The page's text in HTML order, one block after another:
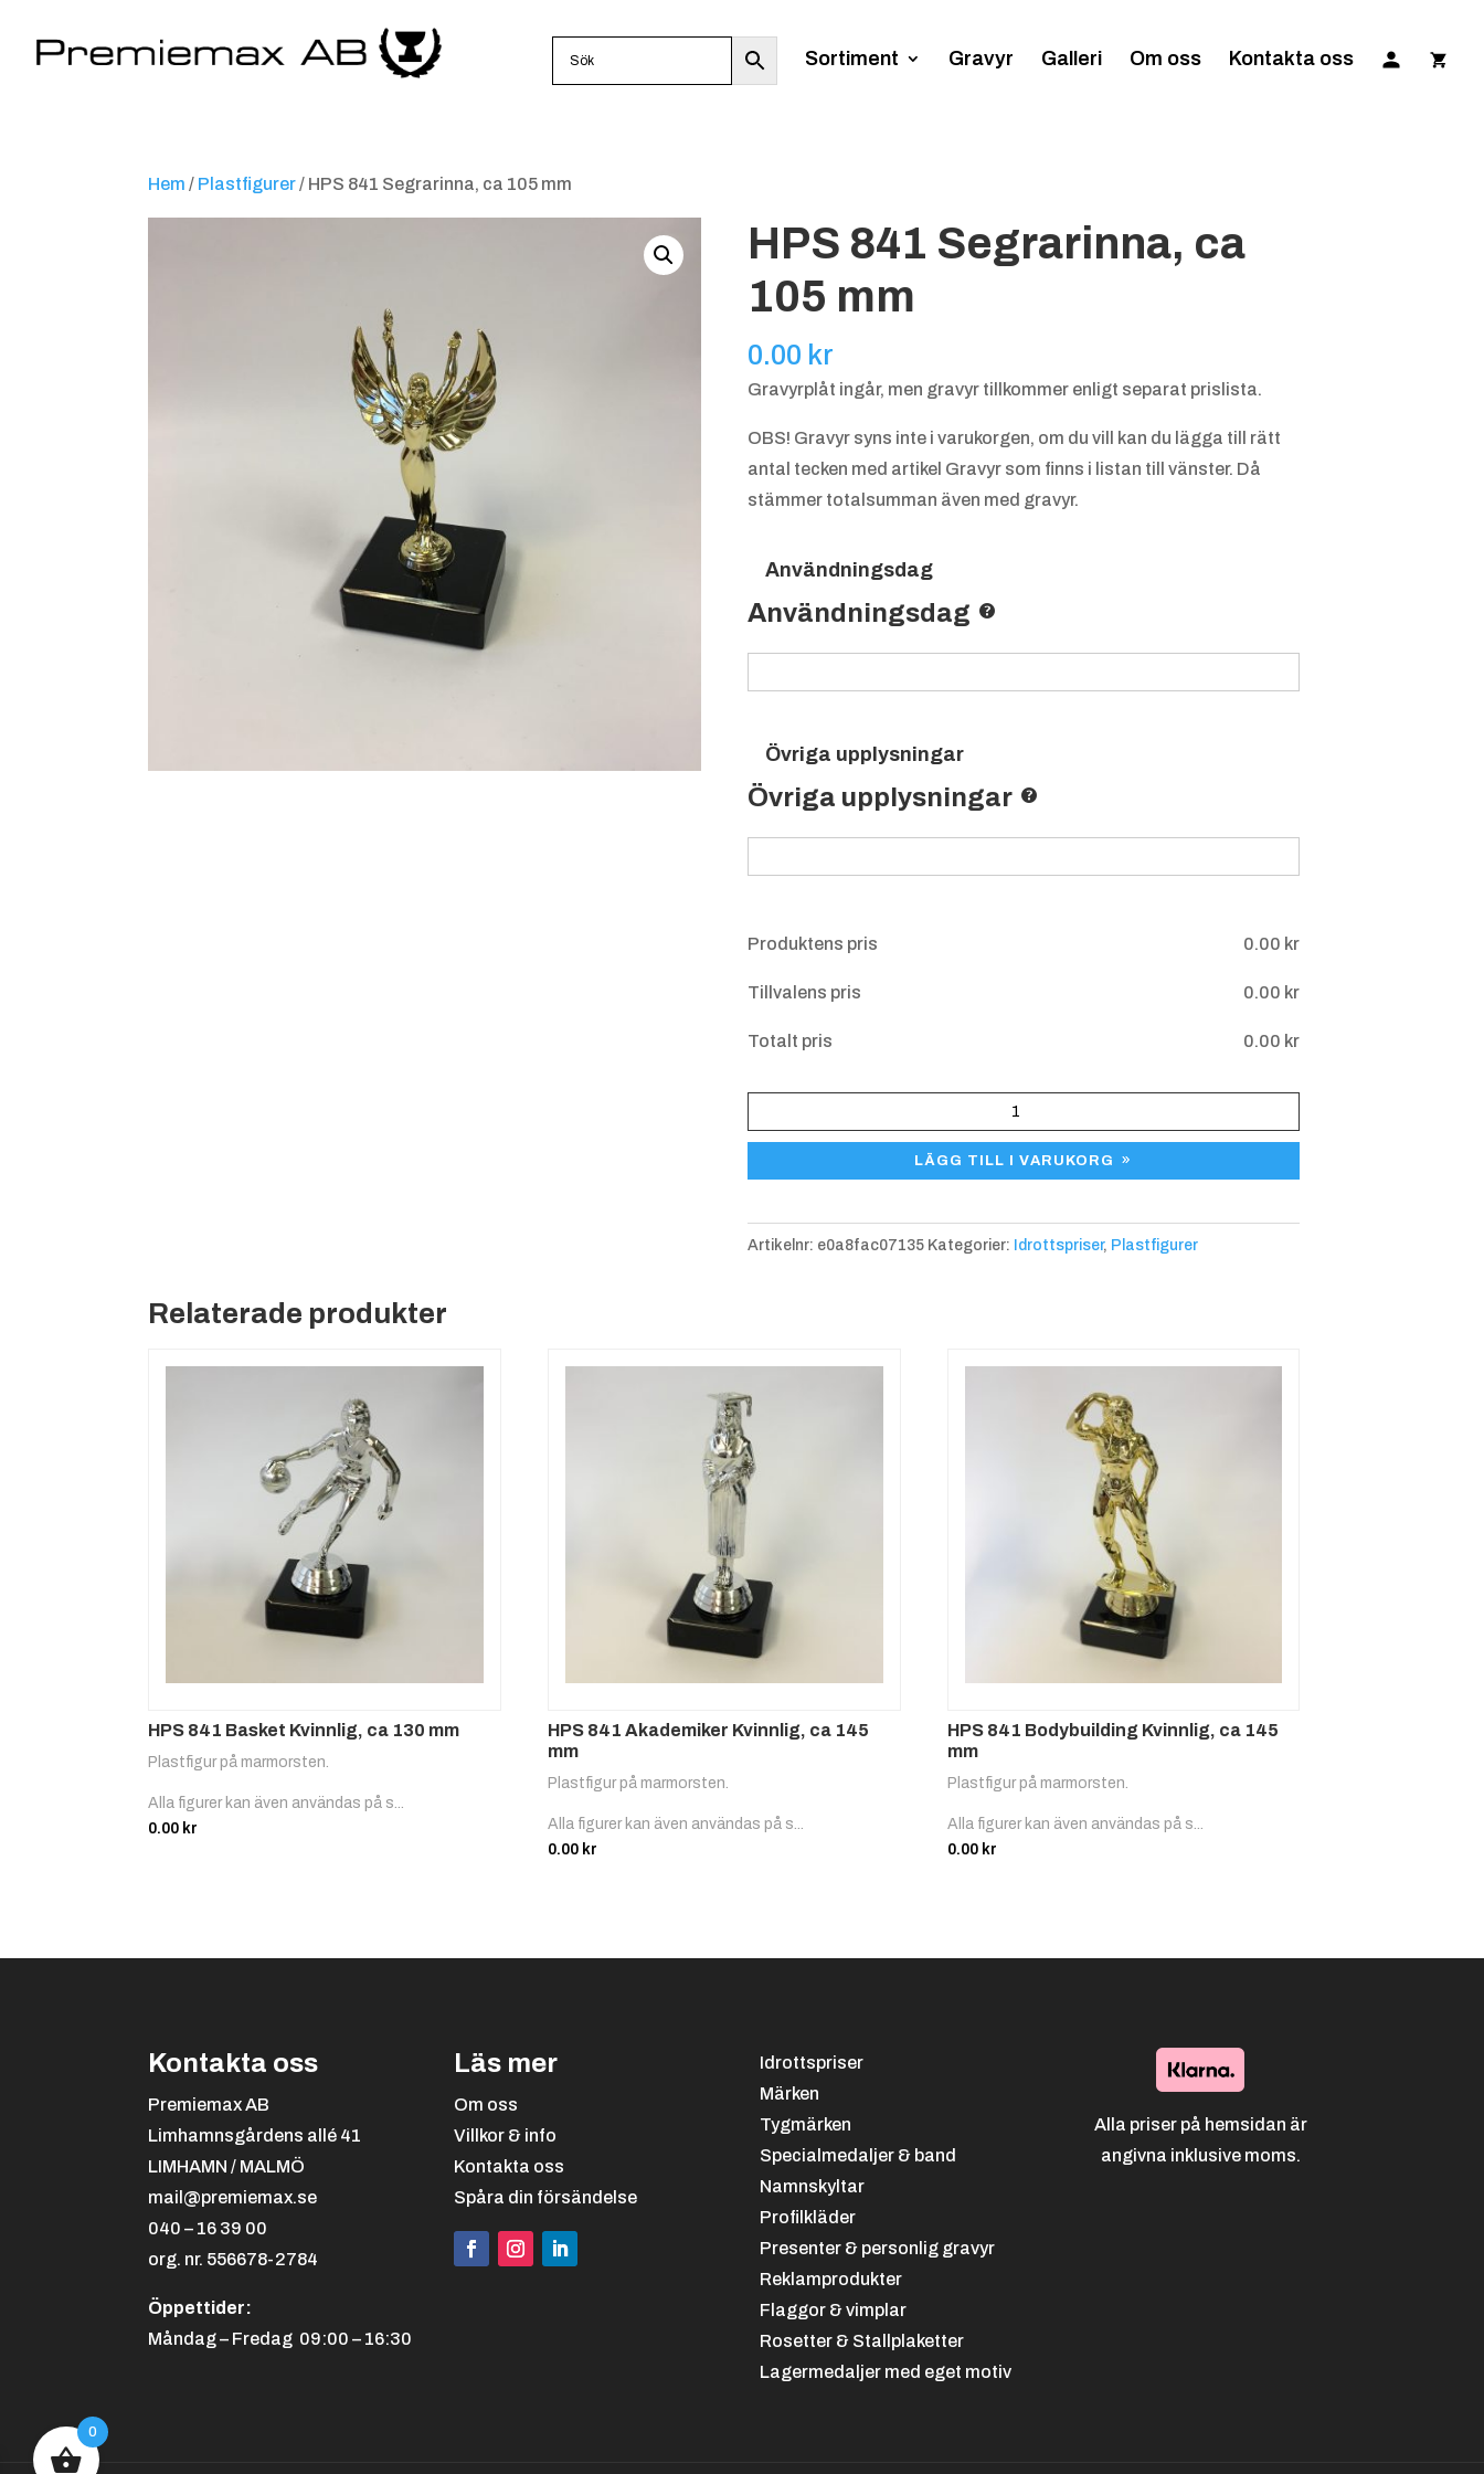
Sortiment Gravyr Galleri Om oss Kontakta oss
Hem / Plastfigurer/ HPS 841 Segrarinna, ca 105 mm
HPS 841 Segrarinna, ca
105 mm
0.00 kr
Gravyrplåt ingår, men gravyr tillkommer enligt separat prislista.
OBS! Gravyr syns inte i varukorgen, om du vill kan du lägga till rätt
antal tecken med artikel Gravyr som finns i listan till vänster. Då
stämmer totalsumman även med gravyr.
Användningsdag
Användningsdag
Övriga upplysningar
Övriga upplysningar
Produktens pris 0.00 kr
Tillvalens pris 0.00 kr
Totalt pris 0.00 kr
841
105
LÄGG TILL I VARUKORG
Artikelnr: e0a8fac07135 Kategorier: Idrottspriser, Plastfigurer
Relaterade produkter
HPS 841 Basket Kvinnlig, ca 130 mm
Plastfigur på marmorsten.
Alla figurer kan även användas på s...
0.00 kr
HPS 841 Akademiker Kvinnlig, ca 145
mm
Plastfigur på marmorsten.
Alla figurer kan även användas på s...
0.00 kr
HPS 841 Bodybuilding Kvinnlig, ca 145
mm
Plastfigur på marmorsten.
Alla figurer kan även användas på s...
0.00 kr
Kontakta oss
Premiemax AB
Limhamnsgårdens allé 41
LIMHAMN / MALMÖ
mail@premiemax.se
040 – 16 39 00
org. nr. 556678-2784
Öppettider:
Måndag – Fredag 09:00 – 16:30
Läs mer
Om oss
Villkor & info
Kontakta oss
Spåra din försändelse
Idrottspriser
Märken
Tygmärken
Specialmedaljer & band
Namnskyltar
Profilkläder
Presenter & personlig gravyr
Reklamprodukter
Flaggor & vimplar
Rosetter & Stallplaketter
Lagermedaljer med eget motiv
Alla priser på hemsidan är
angivna inklusive moms.
0